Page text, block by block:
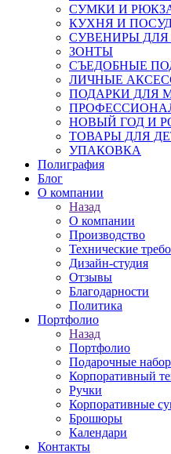
СУМКИ И
КУХНЯ И
СУВЕНИРЫ
ЗОНТЫ
СЪЕДОБНЫЕ
ЛИЧНЫЕ
ПОДАРКИ ДЛЯ
НОВЫЙ ГОД И
ТОВАРЫ ДЛЯ
УПАКОВКА
Полиграфия
Блог
О компании
Назад
О компании
Производство
Технические
Дизайн-студия
Отзывы
Благодарности
Политика
Портфолио
Назад
Портфолио
Подарочные
Корпоративный
Ручки
Корпоративные
Брошюры
Календари
Контакты